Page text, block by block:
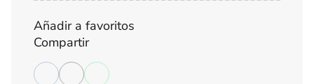
Añadir a favoritos
Compartir